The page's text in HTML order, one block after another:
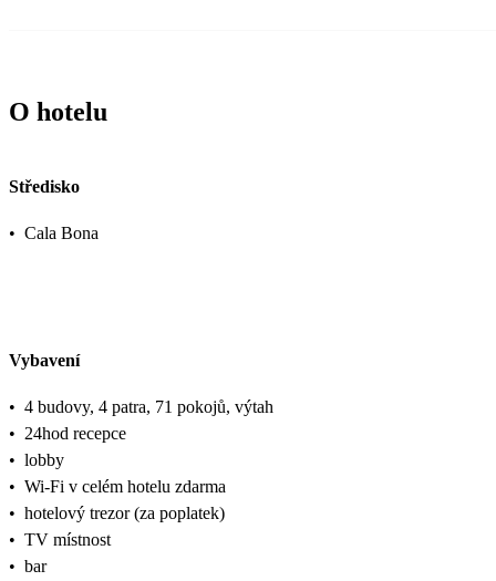
O hotelu
Středisko
• Cala Bona
Vybavení
• 4 budovy, 4 patra, 71 pokojů, výtah
• 24hod recepce
• lobby
• Wi-Fi v celém hotelu zdarma
• hotelový trezor (za poplatek)
• TV místnost
• bar